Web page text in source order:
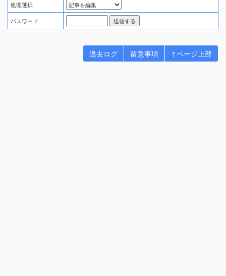
処理選択
パスワード
過去ログ 留意事項 ↑ページ上部